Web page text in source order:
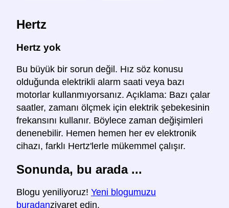
Hertz
Hertz yok
Bu büyük bir sorun değil. Hız söz konusu
olduğunda elektrikli alarm saati veya bazı
motorlar kullanmıyorsanız. Açıklama: Bazı çalar
saatler, zamanı ölçmek için elektrik şebekesinin
frekansını kullanır. Böylece zaman değişimleri
denenebilir. Hemen hemen her ev elektronik
cihazı, farklı Hertz'lerle mükemmel çalışır.
Sonunda, bu arada ...
Blogu yeniliyoruz! Yeni blogumuzu
buradanziyaret edin.